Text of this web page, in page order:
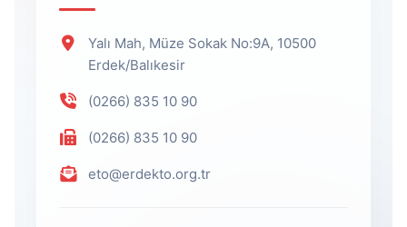
Yalı Mah, Müze Sokak No:9A, 10500
Erdek/Balıkesir
(0266) 835 10 90
(0266) 835 10 90
eto@erdekto.org.tr